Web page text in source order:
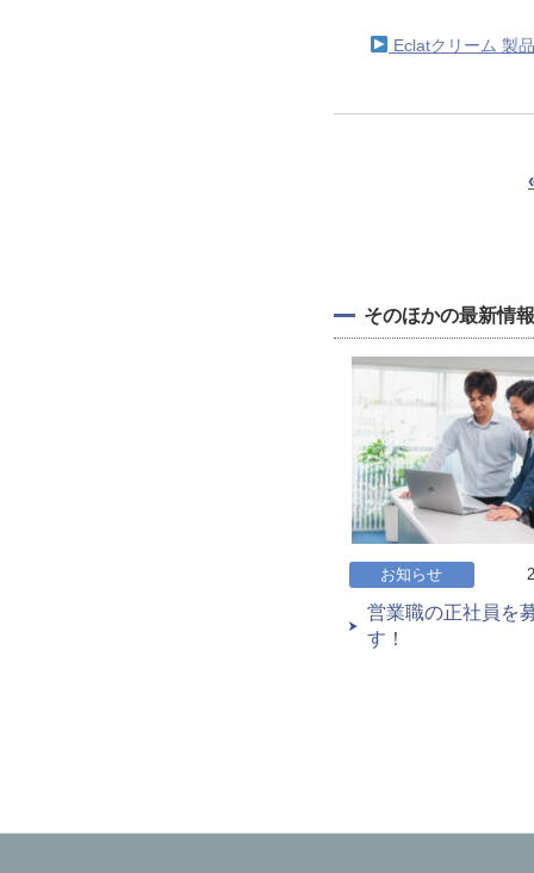
Eclatクリーム 製
そのほかの最新情報
お知らせ
営業職の正社員を
す！